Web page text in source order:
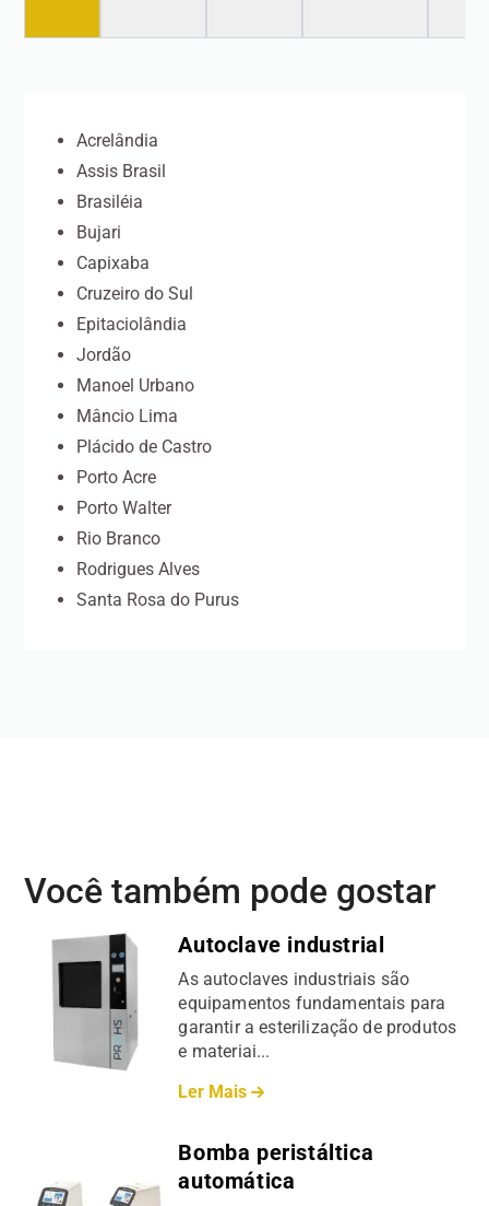
Acrelândia
Assis Brasil
Brasiléia
Bujari
Capixaba
Cruzeiro do Sul
Epitaciolândia
Jordão
Manoel Urbano
Mâncio Lima
Plácido de Castro
Porto Acre
Porto Walter
Rio Branco
Rodrigues Alves
Santa Rosa do Purus
Você também pode gostar
Autoclave industrial
As autoclaves industriais são
equipamentos fundamentais para
garantir a esterilização de produtos
e materiai...
Ler Mais
Bomba peristáltica
automática